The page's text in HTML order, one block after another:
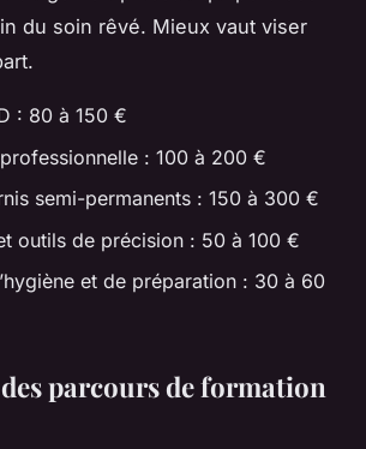
du soin rêvé. Mieux vaut viser
: 80 à 150 €
: 100 à 200 €
semi-permanents : 150 à 300 €
outils de précision : 50 à 100 €
et de préparation : 30 à 60
parcours de formation